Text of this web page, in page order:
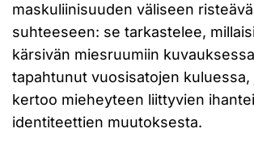
maskuliinisuuden väliseen
suhteeseen: se tarkastelee,
kärsivän miesruumiin
tapahtunut vuosisatojen kuluessa,
kertoo mieheyteen liittyvien
identiteettien muutoksesta.